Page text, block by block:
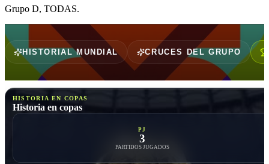
Grupo D, TODAS.
HISTORIAL MUNDIAL CRUCES DEL GRUPO
HISTORIA EN COPAS
Historia en copas
PJ
3
PARTIDOS JUGADOS